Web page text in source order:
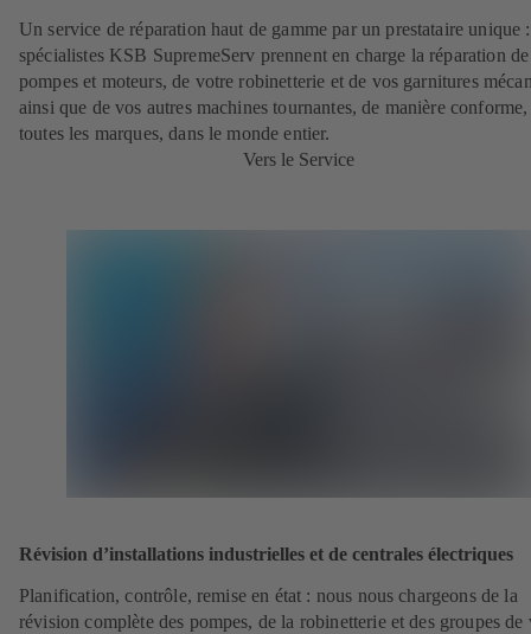
Un service de réparation haut de gamme par un prestataire unique
spécialistes KSB SupremeServ prennent en charge la réparation
pompes et moteurs, de votre robinetterie et de vos garnitures
ainsi que de vos autres machines tournantes, de manière
toutes les marques, dans le monde entier.
Vers le Service
Révision d’installations industrielles et de centrales électriques
Planification, contrôle, remise en état : nous nous chargeons de la
révision complète des pompes, de la robinetterie et des groupes de